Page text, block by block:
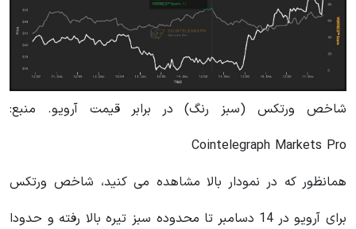
شاخص ورتکس (سبز رنگ) در برابر قیمت آرویو. منبع:
Cointelegraph Markets Pro
همانظور که در نمودار بالا مشاهده می کنید، شاخص ورتکس
برای آرویو در 14 دسامبر تا محدوده سبز تیره بالا رفته و حدودا